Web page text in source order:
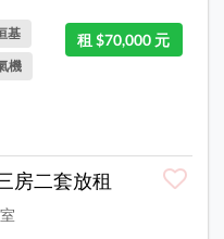
租 $70,000 元
基
機
房二套放租